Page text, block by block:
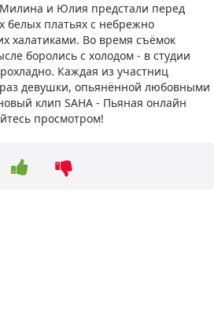
Милина и Юлия предстали перед
белых платьях с небрежно
халатиками. Во время съёмок
боролись с холодом - в студии
Каждая из участниц
девушки, опьянённой любовными
клип SAHA - Пьяная онлайн
просмотром!